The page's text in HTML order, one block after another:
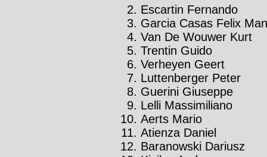
Escartin Fernando
Garcia Casas Felix
Van De Wouwer Kurt
Trentin Guido
Verheyen Geert
Luttenberger Peter
Guerini Giuseppe
Lelli Massimiliano
Aerts Mario
Atienza Daniel
Baranowski Dariusz